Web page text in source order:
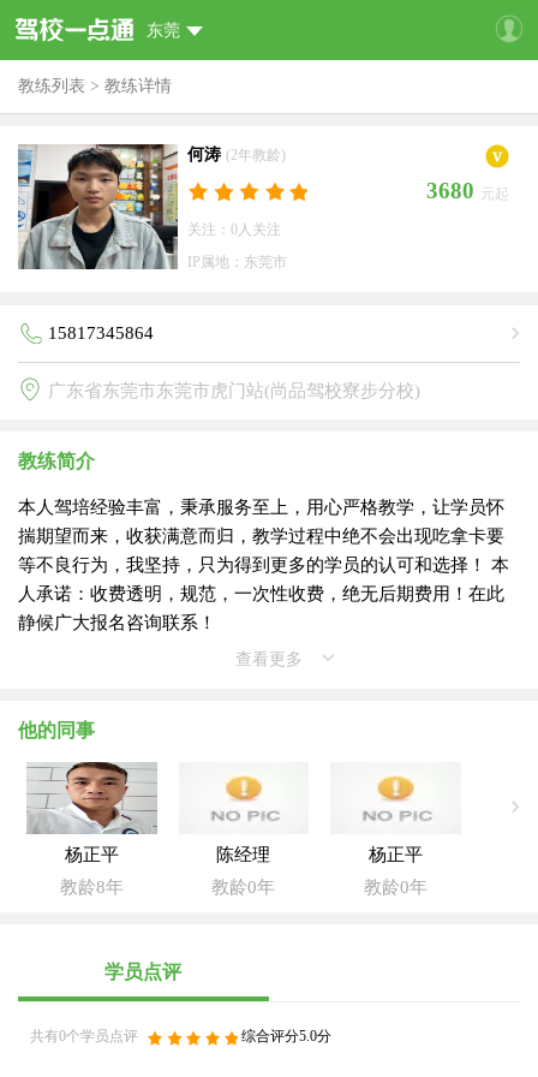
东莞
教练列表 > 教练详情
何涛 (2年教龄)
3680 元起
关注：0人关注
IP属地：东莞市
15817345864
广东省东莞市东莞市虎门站(尚品驾校寮步分校)
教练简介
本人驾培经验丰富，秉承服务至上，用心严格教学，让学员怀
揣期望而来，收获满意而归，教学过程中绝不会出现吃拿卡要
等不良行为，我坚持，只为得到更多的学员的认可和选择！ 本
人承诺：收费透明，规范，一次性收费，绝无后期费用！在此
静候广大报名咨询联系！
查看更多
他的同事
杨正平
教龄8年
陈经理
教龄0年
杨正平
教龄0年
学员点评
共有0个学员点评 综合评分5.0分